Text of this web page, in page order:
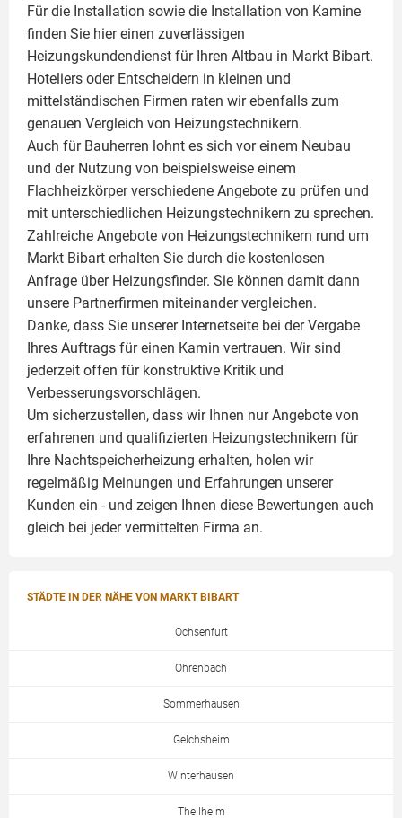
Für die Installation sowie die Installation von Kamine
finden Sie hier einen zuverlässigen
Heizungskundendienst für Ihren Altbau in Markt Bibart.
Hoteliers oder Entscheidern in kleinen und
mittelständischen Firmen raten wir ebenfalls zum
genauen Vergleich von Heizungstechnikern.
Auch für Bauherren lohnt es sich vor einem Neubau
und der Nutzung von beispielsweise einem
Flachheizkörperverschiedene Angebote zu prüfen und
mit unterschiedlichen Heizungstechnikern zu sprechen.
Zahlreiche Angebote von Heizungstechnikern rund um
Markt Bibart erhalten Sie durch die kostenlosen
Anfrage über Heizungsfinder. Sie können damit dann
unsere Partnerfirmen miteinander vergleichen.
Danke, dass Sie unserer Internetseite bei der Vergabe
Ihres Auftrags für einen Kamin vertrauen. Wir sind
jederzeit offen für konstruktive Kritik und
Verbesserungsvorschlägen.
Um sicherzustellen, dass wir Ihnen nur Angebote von
erfahrenen und qualifizierten Heizungstechnikern für
Ihre Nachtspeicherheizung erhalten, holen wir
regelmäßig Meinungen und Erfahrungen unserer
Kunden ein - und zeigen Ihnen diese Bewertungen auch
gleich bei jeder vermittelten Firma an.
STÄDTE IN DER NÄHE VON MARKT BIBART
Ochsenfurt
Ohrenbach
Sommerhausen
Gelchsheim
Winterhausen
Theilheim